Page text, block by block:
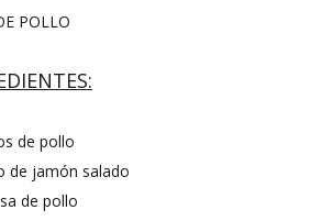
POLLO
de pollo
de jamón salado
de pollo